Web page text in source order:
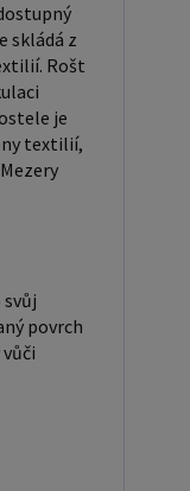
skládá z
Rošt
je
textilií,
povrch